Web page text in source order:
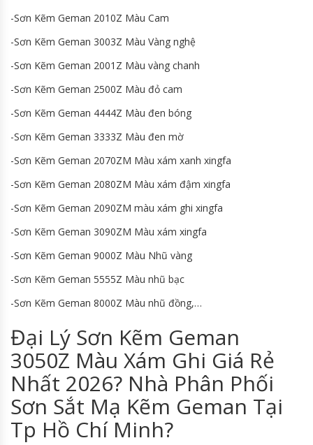
-Sơn Kẽm Geman 2010Z Màu Cam
-Sơn Kẽm Geman 3003Z Màu Vàng nghệ
-Sơn Kẽm Geman 2001Z Màu vàng chanh
-Sơn Kẽm Geman 2500Z Màu đỏ cam
-Sơn Kẽm Geman 4444Z Màu đen bóng
-Sơn Kẽm Geman 3333Z Màu đen mờ
-Sơn Kẽm Geman 2070ZM Màu xám xanh xingfa
-Sơn Kẽm Geman 2080ZM Màu xám đậm xingfa
-Sơn Kẽm Geman 2090ZM màu xám ghi xingfa
-Sơn Kẽm Geman 3090ZM Màu xám xingfa
-Sơn Kẽm Geman 9000Z Màu Nhũ vàng
-Sơn Kẽm Geman 5555Z Màu nhũ bạc
-Sơn Kẽm Geman 8000Z Màu nhũ đồng,…
Đại Lý Sơn Kẽm Geman
3050Z Màu Xám Ghi Giá Rẻ
Nhất 2026? Nhà Phân Phối
Sơn Sắt Mạ Kẽm Geman Tại
Tp Hồ Chí Minh?